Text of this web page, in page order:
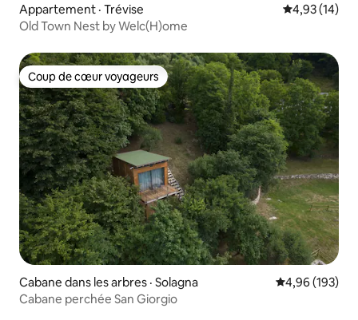
Appartement · Trévise Note
4,93 (14)
Old Town Nest by Welc(H)ome
Coup de cœur voyageurs
Coup de cœur voyageurs
Cabane dans les arbres · Solagna Note
4,96 (193)
Cabane perchée San Giorgio